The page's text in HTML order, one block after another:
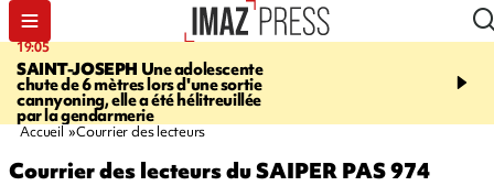
19:05
SAINT-JOSEPH Une adolescente
chute de 6 mètres lors d'une sortie
cannyoning, elle a été hélitreuillée
par la gendarmerie
20:44
rouée de coups,
Accueil Courrier des lecteurs
Courrier des lecteurs du SAIPER PAS 974